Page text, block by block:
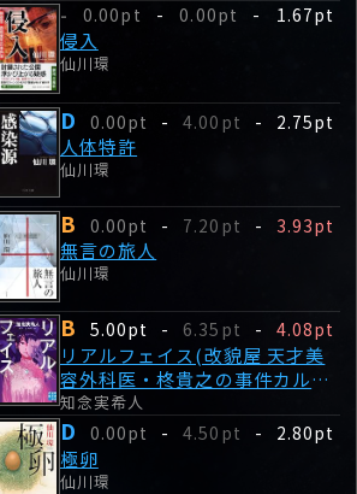
- 0.00pt - 0.00pt - 1.67pt
侵入
仙川環
D 0.00pt - 4.00pt - 2.75pt
人体特許
仙川環
B 0.00pt - 7.20pt - 3.93pt
無言の旅人
仙川環
B 5.00pt - 6.35pt - 4.08pt
リアルフェイス(改貌屋 天才美
容外科医・柊貴之の事件カル
テ)
知念実希人
D 0.00pt - 4.50pt - 2.80pt
極卵
仙川環